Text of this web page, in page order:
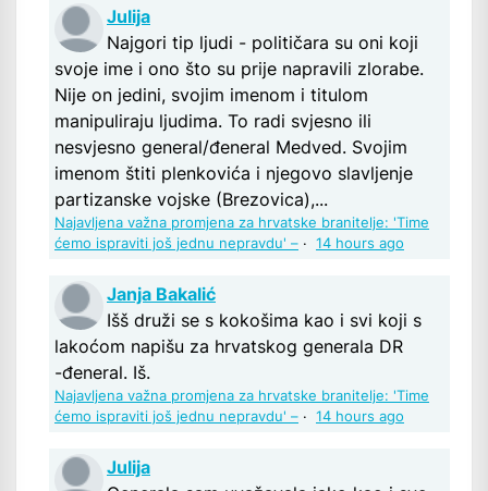
Julija
Najgori tip ljudi - političara su oni koji
svoje ime i ono što su prije napravili zlorabe.
Nije on jedini, svojim imenom i titulom
manipuliraju ljudima. To radi svjesno ili
nesvjesno general/đeneral Medved. Svojim
imenom štiti plenkovića i njegovo slavljenje
partizanske vojske (Brezovica),...
Najavljena važna promjena za hrvatske branitelje: 'Time
ćemo ispraviti još jednu nepravdu' – · 14 hours ago
Janja Bakalić
Išš druži se s kokošima kao i svi koji s
lakoćom napišu za hrvatskog generala DR
-đeneral. Iš.
Najavljena važna promjena za hrvatske branitelje: 'Time
ćemo ispraviti još jednu nepravdu' – · 14 hours ago
Julija